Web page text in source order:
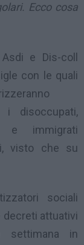
Ecco cosa
Asdi e Dis-coll
con le quali
i disoccupati,
e immigrati
visto che su
sociali
decreti attuativi
in